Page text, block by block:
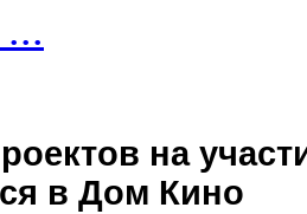
на
в Дом Кино